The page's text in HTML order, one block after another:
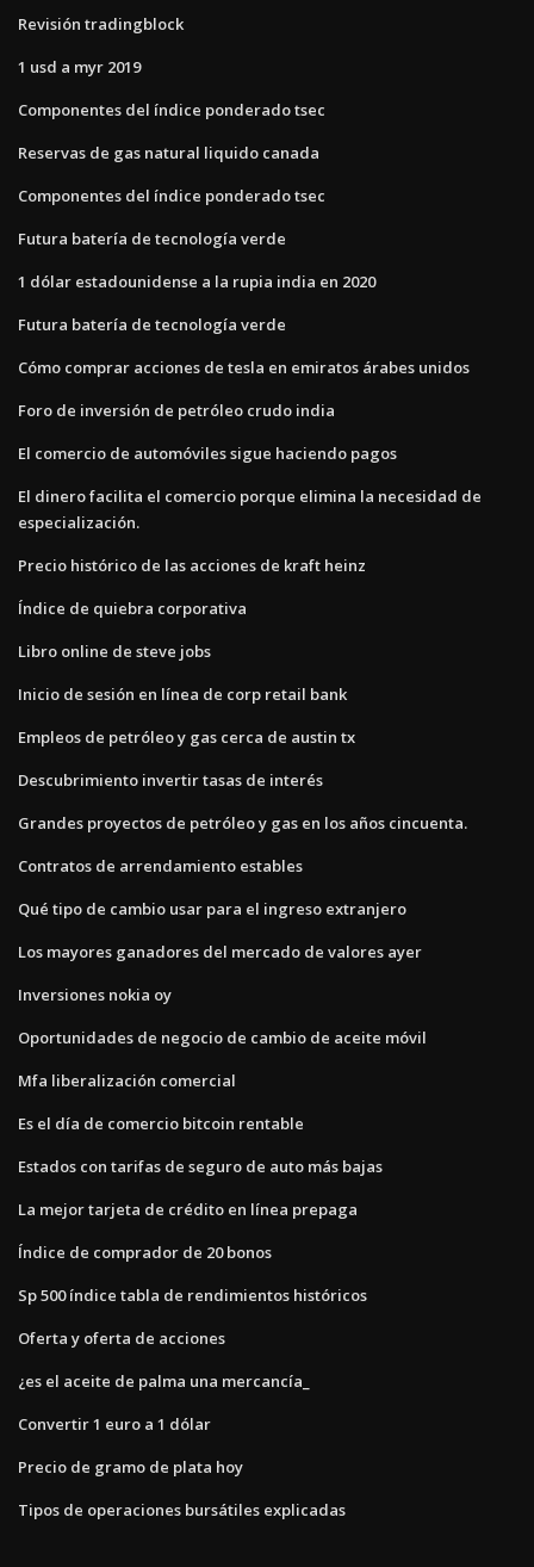
Revisión tradingblock
1 usd a myr 2019
Componentes del índice ponderado tsec
Reservas de gas natural liquido canada
Componentes del índice ponderado tsec
Futura batería de tecnología verde
1 dólar estadounidense a la rupia india en 2020
Futura batería de tecnología verde
Cómo comprar acciones de tesla en emiratos árabes unidos
Foro de inversión de petróleo crudo india
El comercio de automóviles sigue haciendo pagos
El dinero facilita el comercio porque elimina la necesidad de
especialización.
Precio histórico de las acciones de kraft heinz
Índice de quiebra corporativa
Libro online de steve jobs
Inicio de sesión en línea de corp retail bank
Empleos de petróleo y gas cerca de austin tx
Descubrimiento invertir tasas de interés
Grandes proyectos de petróleo y gas en los años cincuenta.
Contratos de arrendamiento estables
Qué tipo de cambio usar para el ingreso extranjero
Los mayores ganadores del mercado de valores ayer
Inversiones nokia oy
Oportunidades de negocio de cambio de aceite móvil
Mfa liberalización comercial
Es el día de comercio bitcoin rentable
Estados con tarifas de seguro de auto más bajas
La mejor tarjeta de crédito en línea prepaga
Índice de comprador de 20 bonos
Sp 500 índice tabla de rendimientos históricos
Oferta y oferta de acciones
¿es el aceite de palma una mercancía_
Convertir 1 euro a 1 dólar
Precio de gramo de plata hoy
Tipos de operaciones bursátiles explicadas